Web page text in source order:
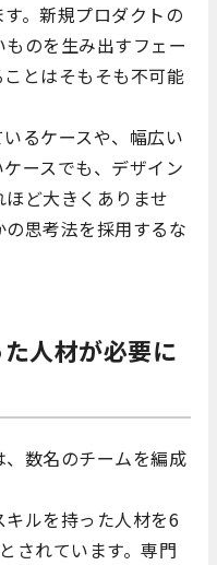
。新規プロダクトの
のを生み出すフェー
とはそもそも不可能
るケースや、幅広い
ースでも、デザイン
ど大きくありませ
思考法を採用するな
人材が必要に
数名のチームを編成
ルを持った人材を6
されています。専門